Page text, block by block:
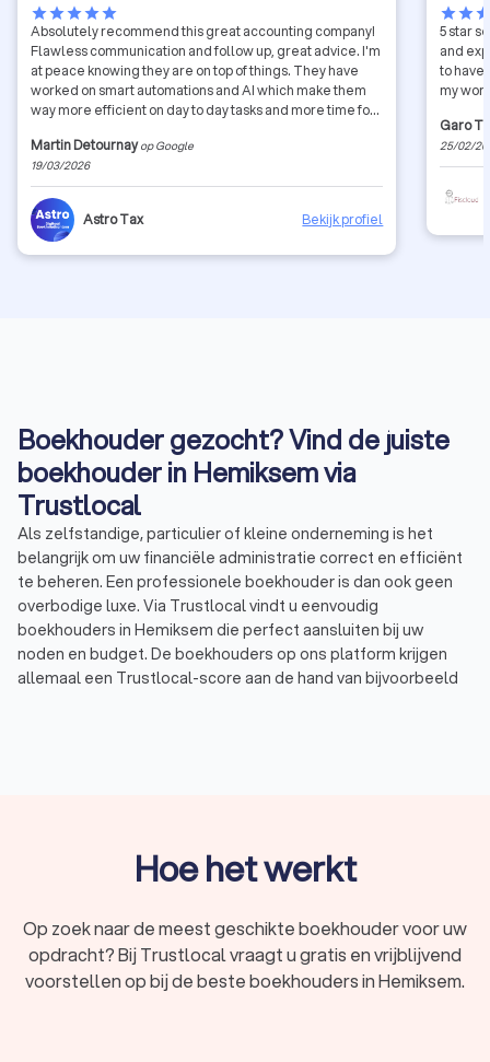
starstarstarstarstar
Absolutely recommend this great accounting company!
Flawless communication and follow up, great advice. I'm
at peace knowing they are on top of things. They have
worked on smart automations and AI which make them
way more efficient on day to day tasks and more time for
job to Robin following up on my file, it's been a great
experience! Thank you Astro
Martin Detournay op Google
19/03/2026
Astro Tax Bekijk profiel
starstar
5 star
and
to have
my
Garo
25/02/
Boekhouder gezocht? Vind de juiste
boekhouder in Hemiksem via
Trustlocal
Als zelfstandige, particulier of kleine onderneming is het
belangrijk om uw financiële administratie correct en efficiënt
te beheren. Een professionele boekhouder is dan ook geen
overbodige luxe. Via Trustlocal vindt u eenvoudig
boekhouders in Hemiksem die perfect aansluiten bij uw
noden en budget. De boekhouders op ons platform krijgen
allemaal een Trustlocal-score aan de hand van bijvoorbeeld
administratie. Dat betekent concreet: het inboeken van
facturen, het opmaken van btw-aangiftes, het voorbereiden
Zowel bedrijven als particulieren maken gebruik van een
boekhouder in Hemiksem.
Voor zelfstandigen en ondernemers is een goede
Hoe het werkt
Op zoek naar de meest geschikte boekhouder voor uw
opdracht? Bij Trustlocal vraagt u gratis en vrijblijvend
voorstellen op bij de beste boekhouders in Hemiksem.